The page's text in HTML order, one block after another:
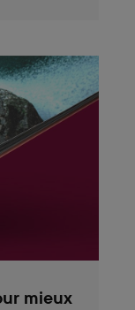
mieux